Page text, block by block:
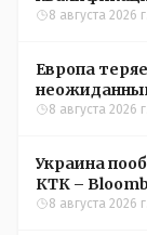
УЕФА
8 августа 2026
Европа
8 августа 2026
Украина
КТК –
8 августа 2026